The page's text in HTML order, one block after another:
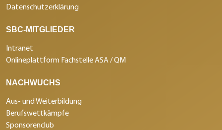
Datenschutzerklärung
SBC-MITGLIEDER
Intranet
Onlineplattform Fachstelle ASA / QM
NACHWUCHS
Aus- und Weiterbildung
Berufswettkämpfe
Sponsorenclub